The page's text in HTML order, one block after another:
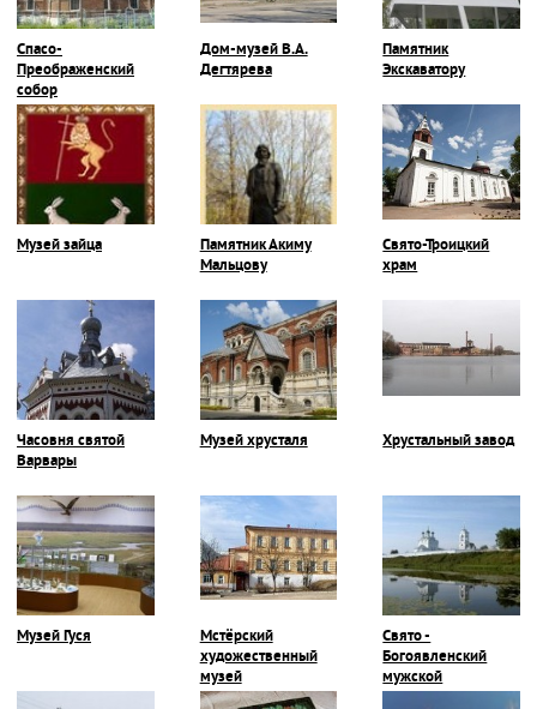
Спасо-
Преображенский
собор
Дом-музей В.А.
Дегтярева
Памятник
Экскаватору
Музей зайца
Памятник Акиму
Мальцову
Свято-Троицкий
храм
Часовня святой
Варвары
Музей хрусталя Хрустальный завод
Музей Гуся
Мстёрский
художественный
музей
Свято -
Богоявленский
мужской